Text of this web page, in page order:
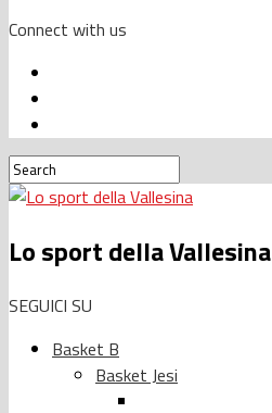
Connect with us
Lo sport della Vallesina
SEGUICI SU
Basket B
Basket Jesi